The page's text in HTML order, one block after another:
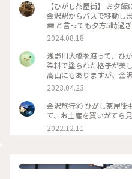
【ひがし茶屋街】 お夕
金沢駅からバスで移動し
🚌 と言っても夕方5時過
ー😱 お目当てだったカフ
いのー⁈😭な様子でした
りに 夕方になりだいぶ涼
めで堪能できたのでそれ
茶屋街はまた今度のお楽
堪能しつつ夕涼みのお散
古い街並み #ひがし茶屋街 #ひゃくま
北陸応援旅 #ドライブ旅 #金沢 #ことりっぷ金沢 #クラシカル
な街 #ことりっぷ旅2024
2024.08.18
浅野川大橋を渡って、ひがし茶屋街へ。
染料で塗られた格子が美
高山にもありますが、金
そう。 茶屋街以外でも、市内のあちこちでこの木虫籠(きむす
こ)と呼ばれる、むしか
風情があり素敵です。 東料亭組合の前を通ると、芸妓さんの三
味線のお稽古の音が聞こ
金沢 #私のことりっぷ旅 #
2023.04.23
金沢旅行⑥ ひがし茶屋街
て、お土産を買いがてら
2022.12.11